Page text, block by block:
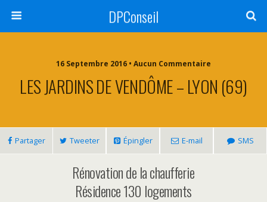
DPConseil
16 Septembre 2016 • Aucun Commentaire
LES JARDINS DE VENDÔME – LYON (69)
Partager Tweeter Épingler E-mail SMS
Rénovation de la chaufferie
Résidence 130 logements